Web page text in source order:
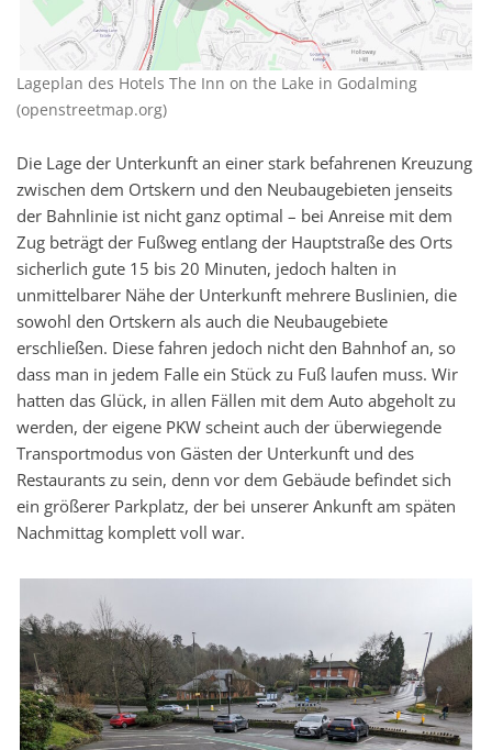
Lageplan des Hotels The Inn on the Lake in Godalming
(openstreetmap.org)
Die Lage der Unterkunft an einer stark befahrenen Kreuzung
zwischen dem Ortskern und den Neubaugebieten jenseits
der Bahnlinie ist nicht ganz optimal – bei Anreise mit dem
Zug beträgt der Fußweg entlang der Hauptstraße des Orts
sicherlich gute 15 bis 20 Minuten, jedoch halten in
unmittelbarer Nähe der Unterkunft mehrere Buslinien, die
sowohl den Ortskern als auch die Neubaugebiete
erschließen. Diese fahren jedoch nicht den Bahnhof an, so
dass man in jedem Falle ein Stück zu Fuß laufen muss. Wir
hatten das Glück, in allen Fällen mit dem Auto abgeholt zu
werden, der eigene PKW scheint auch der überwiegende
Transportmodus von Gästen der Unterkunft und des
Restaurants zu sein, denn vor dem Gebäude befindet sich
ein größerer Parkplatz, der bei unserer Ankunft am späten
Nachmittag komplett voll war.